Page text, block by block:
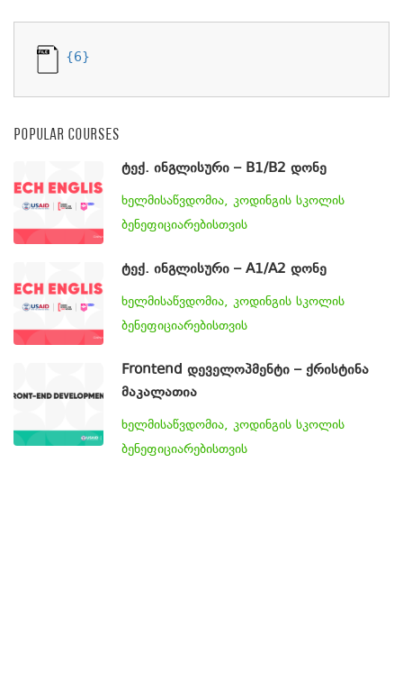
{6}
POPULAR COURSES
ტექ. ინგლისური – B1/B2 დონე
ხელმისაწვდომია, კოდინგის სკოლის
ბენეფიციარებისთვის
ტექ. ინგლისური – A1/A2 დონე
ხელმისაწვდომია, კოდინგის სკოლის
ბენეფიციარებისთვის
Frontend დეველოპმენტი – ქრისტინა
მაკალათია
ხელმისაწვდომია, კოდინგის სკოლის
ბენეფიციარებისთვის